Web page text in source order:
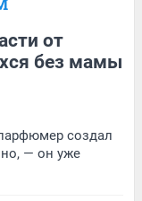
от
без мамы
создал
— он уже